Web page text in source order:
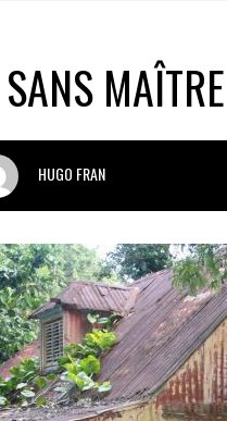
MAÎTRE
HUGO FRAN